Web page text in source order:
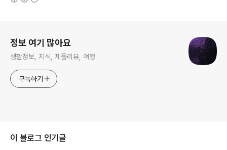
정보 여기 많아요
생활정보, 지식, 제품리뷰, 여행
구독하기
이 블로그 인기글